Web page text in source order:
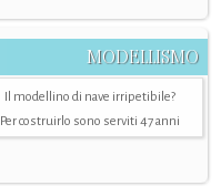
MODELLISMO
Il modellino di nave irripetibile?
Per costruirlo sono serviti 47 anni